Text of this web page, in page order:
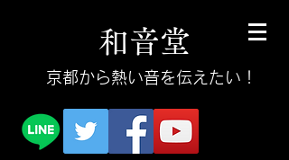
和音堂
​京都から熱い音を伝えたい！